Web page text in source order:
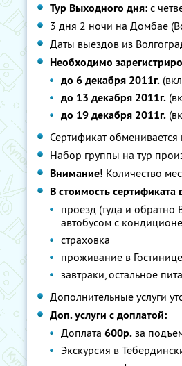
Тур Выходного дня: с
3 дня 2 ночи на Домбае
Даты выездов из
Необходимо
до 6 декабря 2011г.
до 13 декабря 2011г.
до 19 декабря 2011г.
Сертификат
Набор группы на тур
Внимание! Количество
В стоимость сертификата
проезд (туда и
автобусом с
страховка
проживание в
завтраки, остальное
Дополнительные услуги
Доп. услуги с доплатой:
Доплата 600р. за
Экскурсия в